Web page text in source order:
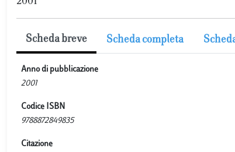
Scheda breve Scheda completa
Anno di pubblicazione
2001
Codice ISBN
9788872849835
Citazione